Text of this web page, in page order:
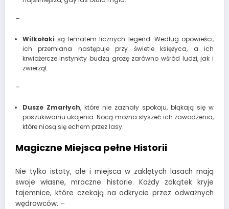
–
Wilkołaki są tematem licznych legend. Według opowieści,
ich przemiana następuje przy świetle księżyca, a ich
krwiożercze instynkty budzą grozę zarówno wśród ludzi, jak i
zwierząt.
–
Dusze Zmarłych, które nie zaznały spokoju, błąkają się w
poszukiwaniu ukojenia. Nocą można słyszeć ich zawodzenia,
które niosą się echem przez lasy.
Magiczne Miejsca pełne Historii
Nie tylko istoty, ale i miejsca w zaklętych lasach mają
swoje własne, mroczne historie. Każdy zakątek kryje
tajemnice, które czekają na odkrycie przez odważnych
wędrowców. –